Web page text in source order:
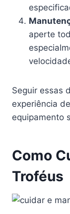
aperte
Seguir essas
experiência
equipamento
Como
Troféus